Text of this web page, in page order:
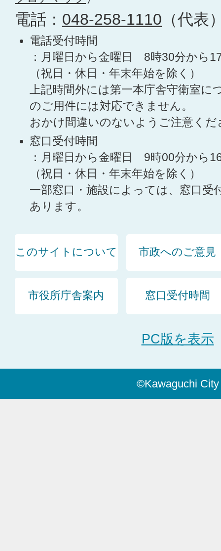
電話： 048-258-1110 （代表
電話受付時間
：月曜日から金曜日 8時30分から
（祝日・休日・年末年始を除く）
上記時間外には第一本庁舎守衛室に
のご用件には対応できません。
おかけ間違いのないようご注意くだ
窓口受付時間
：月曜日から金曜日 9時00分から
（祝日・休日・年末年始を除く）
一部窓口・施設によっては、窓口受
あります。
このサイトについて 市政へのご意見
市役所庁舎案内 窓口受付時間
PC版を表示
©Kawaguchi City